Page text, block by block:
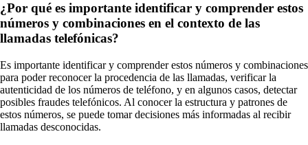
¿Por qué es importante identificar y comprender estos
números y combinaciones en el contexto de las
llamadas telefónicas?
Es importante identificar y comprender estos números y combinaciones
para poder reconocer la procedencia de las llamadas, verificar la
autenticidad de los números de teléfono, y en algunos casos, detectar
posibles fraudes telefónicos. Al conocer la estructura y patrones de
estos números, se puede tomar decisiones más informadas al recibir
llamadas desconocidas.